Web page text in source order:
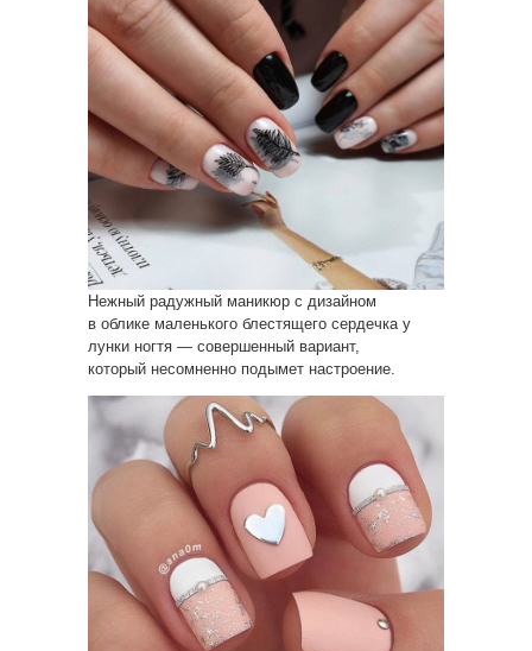
Нежный радужный маникюр с дизайном
в облике маленького блестящего сердечка у
лунки ногтя — совершенный вариант,
который несомненно подымет настроение.